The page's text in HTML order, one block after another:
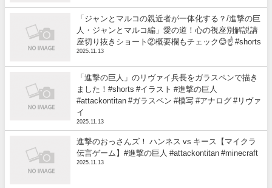
「ジャンとマルコの親近者が一体化する？/進撃の巨
人・ジャンとマルコ編」愛の道！心の視座別解説講
座切り抜きショート②概要欄もチェック😊☝️ #shorts
2025.11.13
「進撃の巨人」のリヴァイ兵長をガラスペンで描き
ました！#shorts #イラスト #進撃の巨人
#attackontitan #ガラスペン #模写 #アナログ #リヴァ
イ
2025.11.13
進撃のおっさんズ！ ハンネス vs キース【マイクラ
伝言ゲーム】#進撃の巨人 #attackontitan #minecraft
2025.11.13